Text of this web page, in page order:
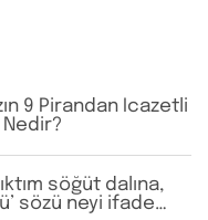
9 Pirandan İcazetli
Nedir?
söğüt dalına,
sözü neyi ifade